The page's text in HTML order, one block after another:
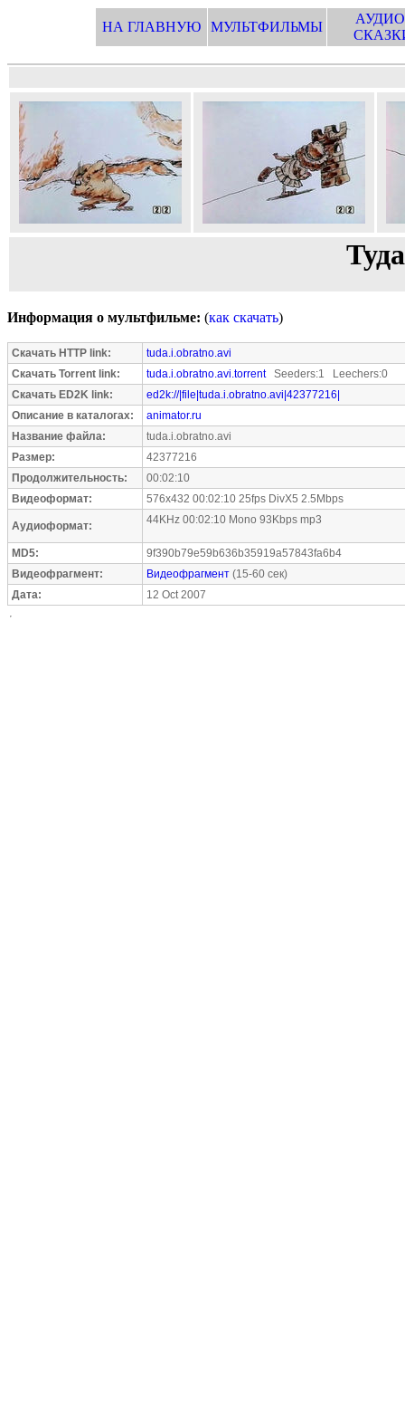
НА ГЛАВНУЮ МУЛЬТФИЛЬМЫ
Информация о мультфильме: (как скачать)
Скачать HTTP link:
tuda.i.obratno.avi
Скачать Torrent link:
tuda.i.obratno.avi.torrentSeeders:1 Leechers:0
Скачать ED2K link:
ed2k://|file|tuda.i.obratno.avi|42377216|
Описание в каталогах:
animator.ru
Название файла:
tuda.i.obratno.avi
Размер:
42377216
Продолжительность:
00:02:10
Видеоформат:
576x432 00:02:10 25fps DivX5 2.5Mbps
Аудиоформат: 44KHz 00:02:10 Mono 93Kbps mp3
MD5:
9f390b79e59b636b35919a57843fa6b4
Видеофрагмент:
Видеофрагмент (15-60 сек)
Дата:
12 Oct 2007